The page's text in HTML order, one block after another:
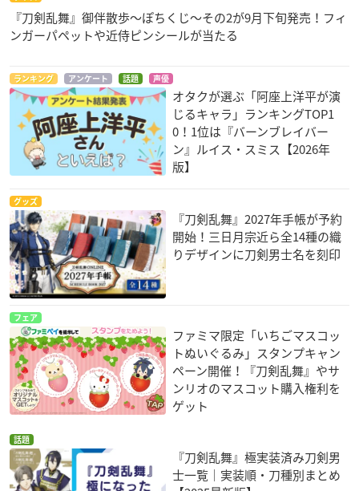
『刀剣乱舞』御伴散歩～ぽちくじ～その2が9月下旬発売！フィ
ンガーパペットや近侍ピンシールが当たる
ランキング アンケート 話題 声優
オタクが選ぶ「阿座上洋平が演
じるキャラ」ランキングTOP1
0！1位は『バーンブレイバー
ン』ルイス・スミス【2026年
版】
グッズ
『刀剣乱舞』2027年手帳が予約
開始！三日月宗近ら全14種の織
りデザインに刀剣男士名を刻印
フェア
ファミマ限定「いちごマスコッ
トぬいぐるみ」スタンプキャン
ペーン開催！『刀剣乱舞』やサ
ンリオのマスコット購入権利を
ゲット
話題
『刀剣乱舞』極実装済み刀剣男
士一覧｜実装順・刀種別まとめ